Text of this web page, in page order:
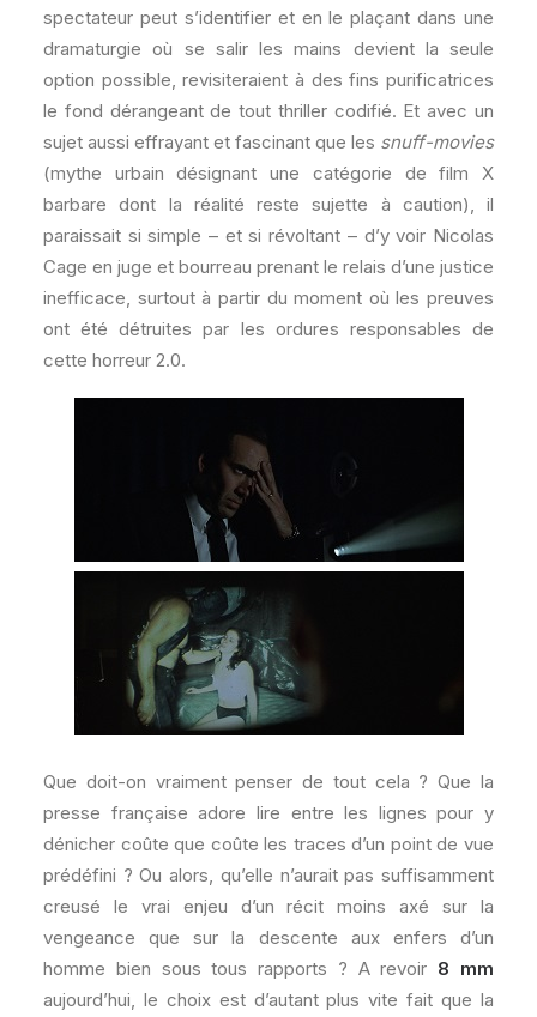
spectateur peut s’identifier et en le plaçant dans une
dramaturgie où se salir les mains devient la seule
option possible, revisiteraient à des fins purificatrices
le fond dérangeant de tout thriller codifié. Et avec un
sujet aussi effrayant et fascinant que les snuff-movies
(mythe urbain désignant une catégorie de film X
barbare dont la réalité reste sujette à caution), il
paraissait si simple – et si révoltant – d’y voir Nicolas
Cage en juge et bourreau prenant le relais d’une justice
inefficace, surtout à partir du moment où les preuves
ont été détruites par les ordures responsables de
cette horreur 2.0.
Que doit-on vraiment penser de tout cela ? Que la
presse française adore lire entre les lignes pour y
dénicher coûte que coûte les traces d’un point de vue
prédéfini ? Ou alors, qu’elle n’aurait pas suffisamment
creusé le vrai enjeu d’un récit moins axé sur la
vengeance que sur la descente aux enfers d’un
homme bien sous tous rapports ? A revoir 8 mm
aujourd’hui, le choix est d’autant plus vite fait que la